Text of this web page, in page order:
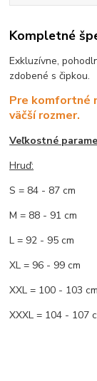
Kompletné
Exkluzívne,
zdobené s čipkou.
Pre komfortné
väčší rozmer.
Veľkostné
Hruď:
S = 84 - 87
M = 88 - 91
L = 92 - 95
XL = 96 - 99
XXL = 100 - 103
XXXL = 104 -